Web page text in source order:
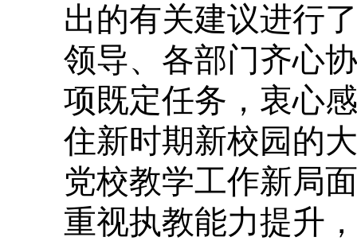
出的有关建议进行
领导、各部门齐心
项既定任务，衷心
住新时期新校园的
党校教学工作新局
重视执教能力提升